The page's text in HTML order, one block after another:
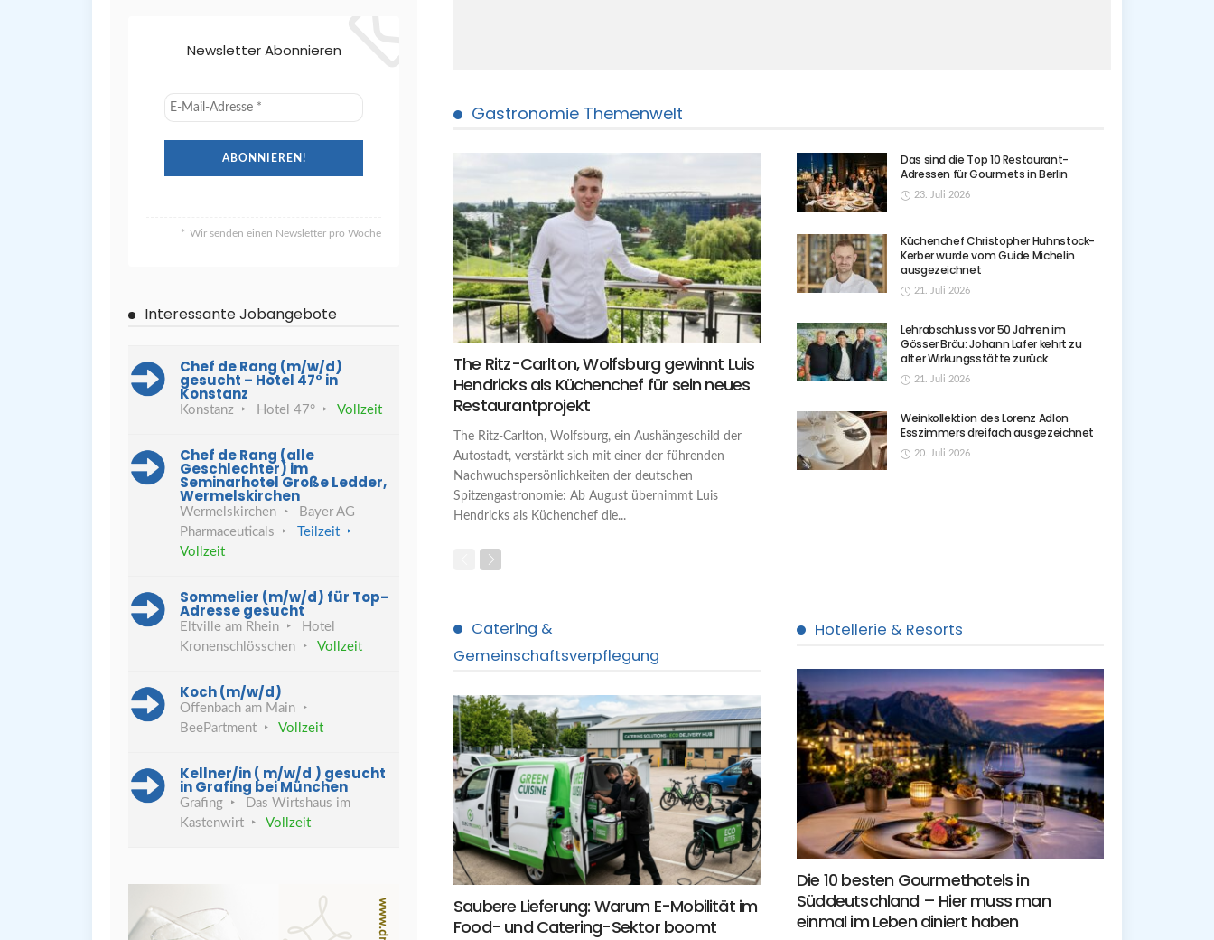
Gastronomie Themenwelt
The Ritz-Carlton, Wolfsburg gewinnt Luis
Hendricks als Küchenchef für sein neues
Restaurantprojekt
The Ritz-Carlton, Wolfsburg, ein Aushängeschild der
Autostadt, verstärkt sich mit einer der führenden
Nachwuchspersönlichkeiten der deutschen
Spitzengastronomie: Ab August übernimmt Luis
Hendricks als Küchenchef die...
Das sind die Top 10 Restaurant-
Adressen für Gourmets in Berlin
23. Juli 2026
Küchenchef Christopher Huhnstock-
Kerber wurde vom Guide Michelin
ausgezeichnet
21. Juli 2026
Lehrabschluss vor 50 Jahren im
Gösser Bräu: Johann Lafer kehrt zu
alter Wirkungsstätte zurück
21. Juli 2026
Weinkollektion des Lorenz Adlon
Esszimmers dreifach ausgezeichnet
20. Juli 2026
Catering &
Gemeinschaftsverpflegung
Saubere Lieferung: Warum E-Mobilität im
Food- und Catering-Sektor boomt
Hotellerie & Resorts
Die 10 besten Gourmethotels in
Süddeutschland – Hier muss man
einmal im Leben diniert haben
Newsletter Abonnieren
Wir senden einen Newsletter pro Woche
Interessante Jobangebote
Chef de Rang (m/w/d)
gesucht – Hotel 47° in
Konstanz
Konstanz Hotel 47° Vollzeit
Chef de Rang (alle
Geschlechter) im
Seminarhotel Große Ledder,
Wermelskirchen
Wermelskirchen
Bayer AG
Pharmaceuticals
Teilzeit
Vollzeit
Sommelier (m/w/d) für Top-
Adresse gesucht
Eltville am Rhein
Hotel
Kronenschlösschen
Vollzeit
Koch (m/w/d)
Offenbach am Main
BeePartment
Vollzeit
Kellner/in ( m/w/d ) gesucht
in Grafing bei München
Grafing
Das Wirtshaus im
Kastenwirt
Vollzeit